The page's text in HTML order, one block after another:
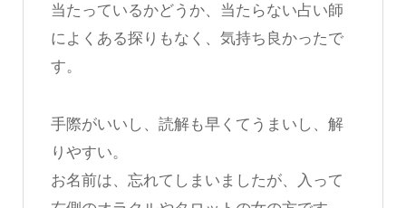
当たっているかどうか、当たらない占い師
によくある探りもなく、気持ち良かったで
す。
手際がいいし、読解も早くてうまいし、解
りやすい。
お名前は、忘れてしまいましたが、入って